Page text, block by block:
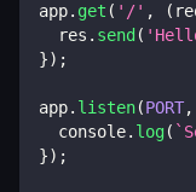
app. get ( '/' , (
  res
. send (
}) ;
app. listen(PORT,
console. log( `
}) ;